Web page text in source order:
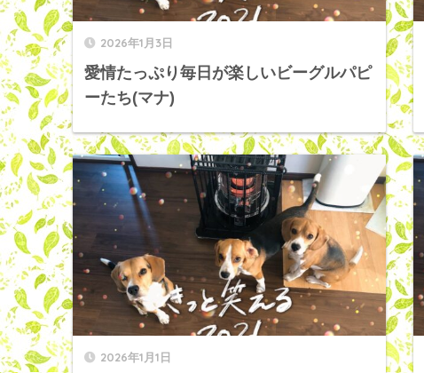
2026年1月3日
愛情たっぷり毎日が楽しいビーグルパピ
ーたち(マナ)
2026年1月1日